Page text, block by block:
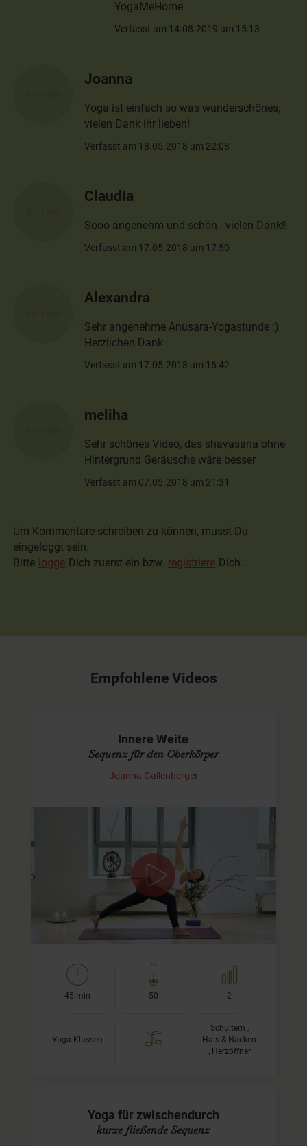
YogaMeHome
Verfasst am 14.08.2019 um 15:13
Joanna
Yoga ist einfach so was wunderschönes,
vielen Dank ihr lieben!
Verfasst am 18.05.2018 um 22:08
Claudia
Sooo angenehm und schön - vielen Dank!!
Verfasst am 17.05.2018 um 17:50
Alexandra
Sehr angenehme Anusara-Yogastunde :)
Herzlichen Dank
Verfasst am 17.05.2018 um 16:42
meliha
Sehr schönes Video, das shavasana ohne
Hintergrund Geräusche wäre besser
Verfasst am 07.05.2018 um 21:31
Um Kommentare schreiben zu können, musst Du
eingeloggt sein.
Bitte logge Dich zuerst ein bzw. registriere Dich.
Empfohlene Videos
Innere Weite
Sequenz für den Oberkörper
Joanna Gallenberger
Leichtes Herz
In dieser Anusara-Sequenz legen wir den Fokus auf den
Oberkörper. Wir generieren mehr Raum für die Lunge,
damit sich der Atem frei entfalten kann. Dadurch
bekommen wir ein Gefühl der…
45 min 50 2
Yoga-Klassen
Schultern ,
Hals & Nacken
, Herzöffner
Yoga für zwischendurch
kurze fließende Sequenz